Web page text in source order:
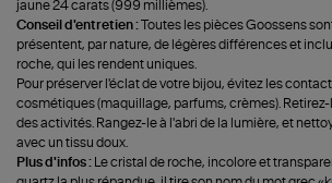
jaune 24 carats (999 millièmes).
Conseil d'entretien :Toutes les pièces Goossens
présentent, par nature, de légères différences et
roche, qui les rendent uniques.
Pour préserver l'éclat de votre bijou, évitez les
cosmétiques (maquillage, parfums, crèmes).
des activités. Rangez-le à l'abri de la lumière, et
avec un tissu doux.
Plus d'infos :
Le cristal de roche, incolore et